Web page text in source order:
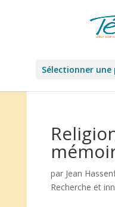
Sélectionner une
par Jean
Recherche et